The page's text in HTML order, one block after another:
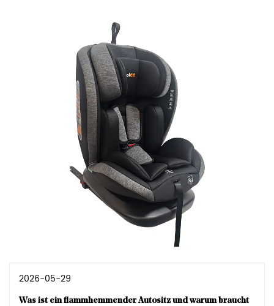
2026-05-29
Was ist ein flammhemmender Autositz und warum braucht